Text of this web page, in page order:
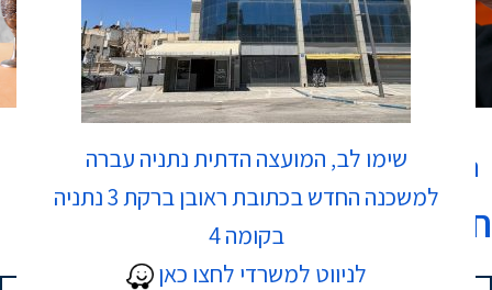
שימו לב, המועצה הדתית נתניה עברה
למשכנה החדש בכתובת ראובן ברקת 3 נתניה
בקומה 4
לניווט למשרדי לחצו כאן
נווט לכאן:
חובבי ציון